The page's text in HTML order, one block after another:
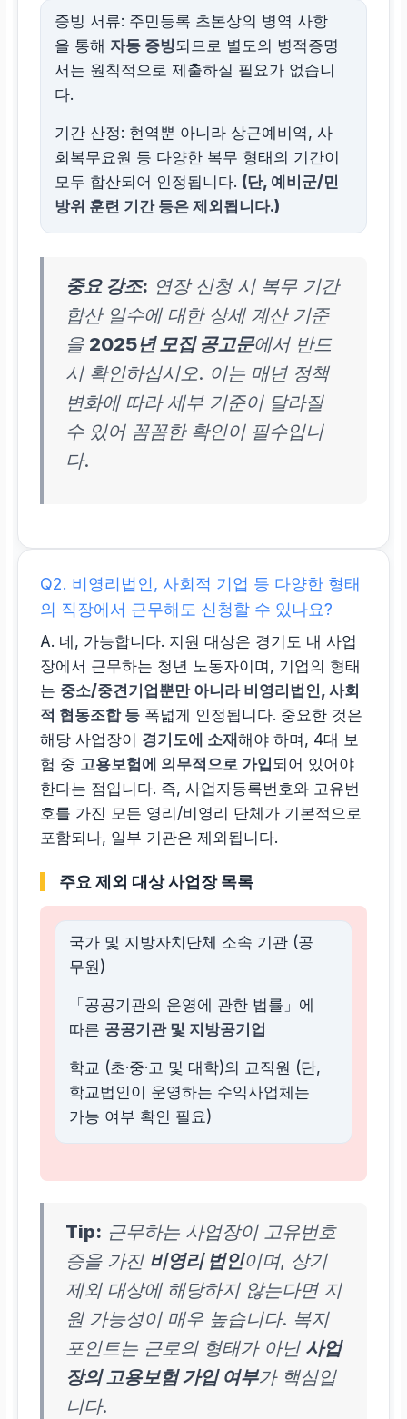
증빙 서류: 주민등록 초본상의 병역 사항
을 통해 자동 증빙되므로 별도의 병적증명
서는 원칙적으로 제출하실 필요가 없습니
다.
기간 산정: 현역뿐 아니라 상근예비역, 사
회복무요원 등 다양한 복무 형태의 기간이
모두 합산되어 인정됩니다. (단, 예비군/민
방위 훈련 기간 등은 제외됩니다.)
중요 강조: 연장 신청 시 복무 기간
합산 일수에 대한 상세 계산 기준
을 2025년 모집 공고문에서 반드
시 확인하십시오. 이는 매년 정책
변화에 따라 세부 기준이 달라질
수 있어 꼼꼼한 확인이 필수입니
다.
Q2. 비영리법인, 사회적 기업 등 다양한 형태
의 직장에서 근무해도 신청할 수 있나요?
A. 네, 가능합니다. 지원 대상은 경기도 내 사업
장에서 근무하는 청년 노동자이며, 기업의 형태
는 중소/중견기업뿐만 아니라 비영리법인, 사회
적 협동조합 등 폭넓게 인정됩니다. 중요한 것은
해당 사업장이 경기도에 소재해야 하며, 4대 보
험 중 고용보험에 의무적으로 가입되어 있어야
한다는 점입니다. 즉, 사업자등록번호와 고유번
호를 가진 모든 영리/비영리 단체가 기본적으로
포함되나, 일부 기관은 제외됩니다.
주요 제외 대상 사업장 목록
국가 및 지방자치단체 소속 기관 (공
무원)
「공공기관의 운영에 관한 법률」에
따른 공공기관 및 지방공기업
학교 (초·중·고 및 대학)의 교직원 (단,
학교법인이 운영하는 수익사업체는
가능 여부 확인 필요)
Tip: 근무하는 사업장이 고유번호
증을 가진 비영리 법인이며, 상기
제외 대상에 해당하지 않는다면 지
원 가능성이 매우 높습니다. 복지
포인트는 근로의 형태가 아닌 사업
장의 고용보험 가입 여부가 핵심입
니다.